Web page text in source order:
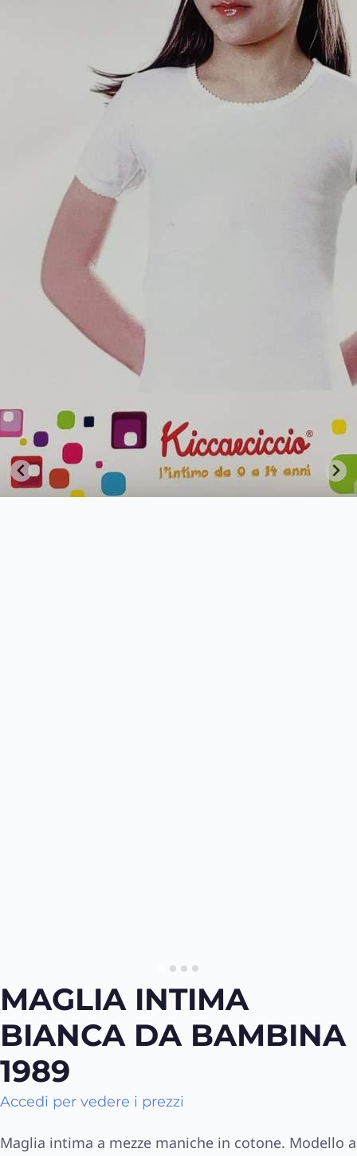
MAGLIA INTIMA
BIANCA DA BAMBINA
1989
Accedi per vedere i prezzi
Maglia intima a mezze maniche in cotone. Modello a